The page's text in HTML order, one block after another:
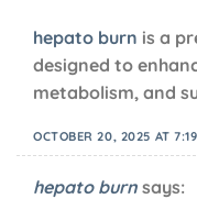
hepato burn is a
designed to
metabolism, and
OCTOBER 20, 2025 AT
hepato burn says: